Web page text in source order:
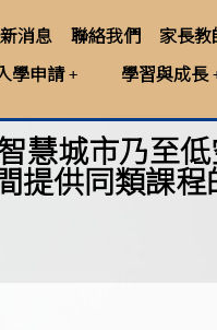
消息 聯絡我們 家長教
學申請 學習與成長
慧城市乃至
提供同類課